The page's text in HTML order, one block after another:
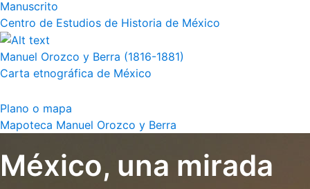
Manuscrito
Centro de Estudios de Historia de México
Manuel Orozco y Berra (1816-1881)
Carta etnográfica de México
Plano o mapa
Mapoteca Manuel Orozco y Berra
México, una mirada